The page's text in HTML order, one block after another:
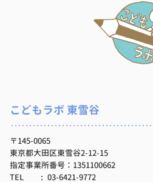
こどもラボ 東雪谷
〒145-0065
東京都大田区東雪谷2-12-15
指定事業所番号：1351100662
TEL
03-6421-9772